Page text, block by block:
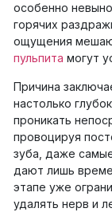
особенно
горячих
ощущения
пульпита могут
Причина
настолько
проникать
провоцируя
зуба, даже
дают лишь
этапе уже
удалять нерв и